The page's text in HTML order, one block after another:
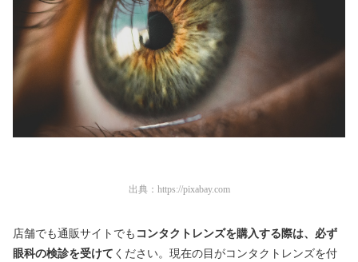
出典： https://pixabay.com
店舗でも通販サイトでも コンタクトレンズを購入する際は、必ず
眼科の検診を受けて ください。現在の目がコンタクトレンズを付